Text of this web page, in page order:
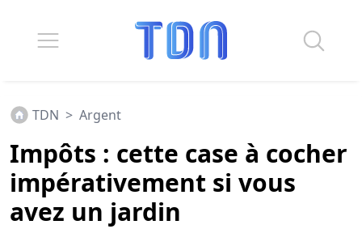
TDN > Argent
Impôts : cette case à cocher
impérativement si vous
avez un jardin